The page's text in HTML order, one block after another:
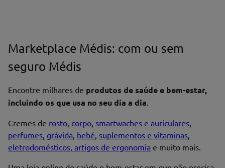
Marketplace Médis: com ou sem
seguro Médis
Encontre milhares de produtos de saúde e bem-estar,
incluindo os que usa no seu dia a dia.
Cremes de rosto, corpo, smartwaches e auriculares,
perfumes, grávida, bebé, suplementos e vitaminas,
eletrodomésticos, artigos de ergonomia e muito mais.